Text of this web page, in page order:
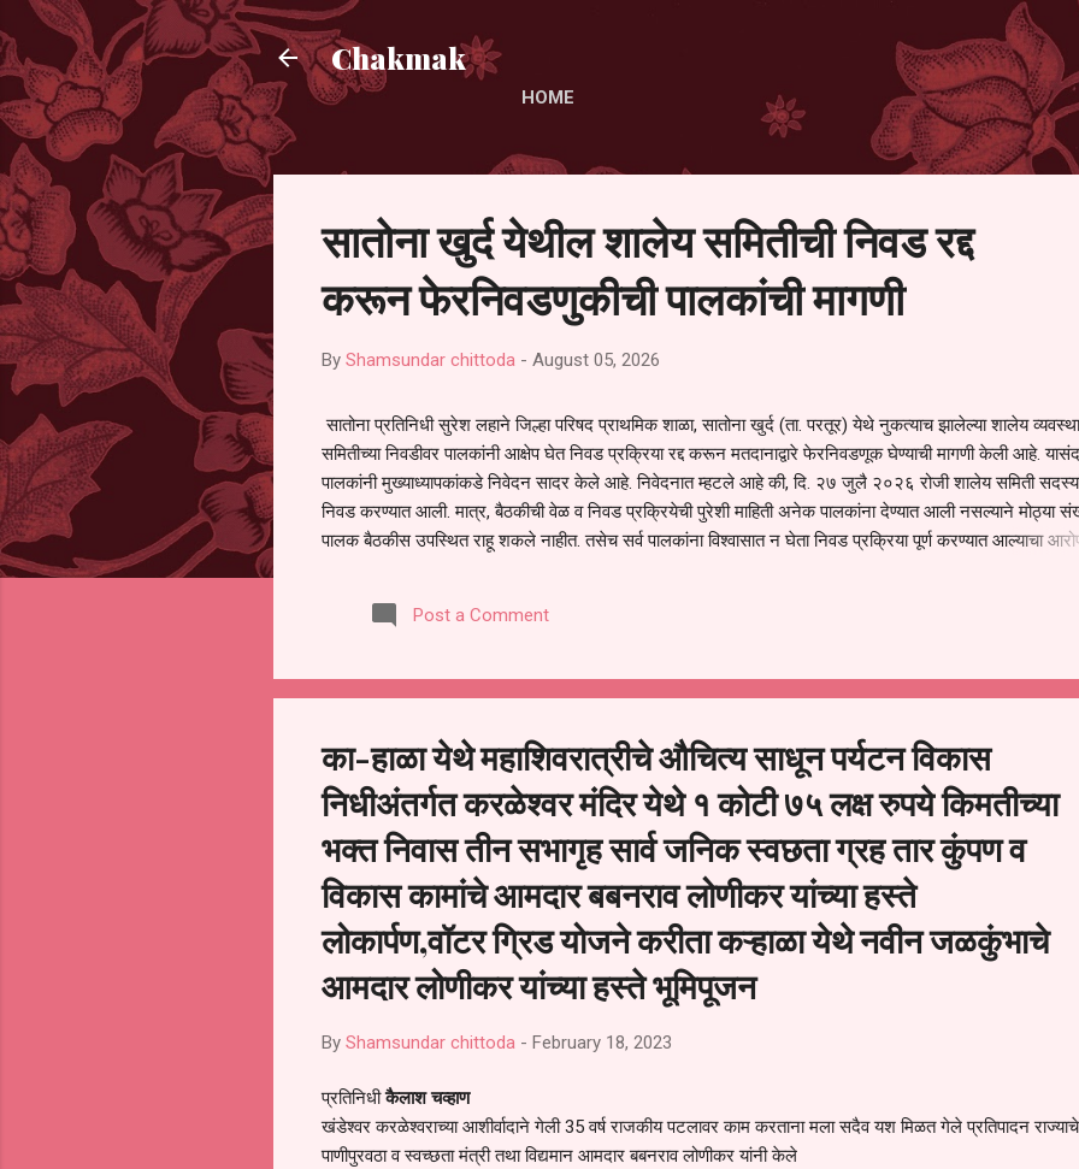
Chakmak
HOME
सातोना खुर्द येथील शालेय समितीची निवड रद्द
करून फेरनिवडणुकीची पालकांची मागणी
By Shamsundar chittoda - August 05, 2026
सातोना प्रतिनिधी सुरेश लहाने जिल्हा परिषद प्राथमिक शाळा, सातोना खुर्द (ता. परतूर) येथे नुकत्याच झालेल्या शालेय
समितीच्या निवडीवर पालकांनी आक्षेप घेत निवड प्रक्रिया रद्द करून मतदानाद्वारे फेरनिवडणूक घेण्याची मागणी केली आहे.
पालकांनी मुख्याध्यापकांकडे निवेदन सादर केले आहे. निवेदनात म्हटले आहे की, दि. २७ जुलै २०२६ रोजी शालेय समिती
निवड करण्यात आली. मात्र, बैठकीची वेळ व निवड प्रक्रियेची पुरेशी माहिती अनेक पालकांना देण्यात आली नसल्याने मोठ्या
पालक बैठकीस उपस्थित राहू शकले नाहीत. तसेच सर्व पालकांना विश्वासात न घेता निवड प्रक्रिया पूर्ण करण्यात आल्याचा
समितीची फेरनिवडणूक घेण्यात यावी, अशी मागणी पालकांनी केली आहे. या निवेदनाच्या प्रती जिल्हा शिक्षण अधिकारी
जालना तसेच तालुका शिक्षण अधिकारी, परतूर यांनाही पाठविण्यात आल्या असून प्रशासन याबाबत काय निर्णय घेते, याकडे
Post a Comment
का-हाळा येथे महाशिवरात्रीचे औचित्य साधून पर्यटन विकास
निधीअंतर्गत करळेश्वर मंदिर येथे १ कोटी ७५ लक्ष रुपये किमतीच्या
भक्त निवास तीन सभागृह सार्व जनिक स्वछता ग्रह तार कुंपण व
विकास कामांचे आमदार बबनराव लोणीकर यांच्या हस्ते
लोकार्पण,वॉटर ग्रिड योजने करीता कऱ्हाळा येथे नवीन जळकुंभाचे
आमदार लोणीकर यांच्या हस्ते भूमिपूजन
By Shamsundar chittoda - February 18, 2023
प्रतिनिधीकैलाश चव्हाण
खंडेश्वर करळेश्वराच्या आशीर्वादाने गेली 35 वर्ष राजकीय पटलावर काम करताना मला सदैव यश मिळत गेले प्रतिपादन
पाणीपुरवठा व स्वच्छता मंत्री तथा विद्यमान आमदार बबनराव लोणीकर यांनी केले